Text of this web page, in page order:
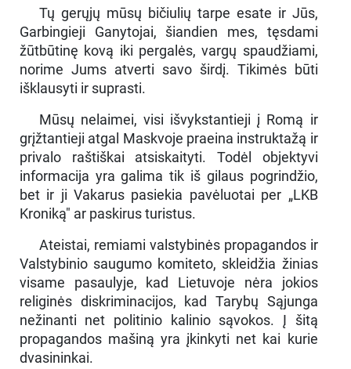
Tų gerųjų mūsų bičiulių tarpe esate ir Jūs,
Garbingieji Ganytojai, šiandien mes, tęsdami
žūtbūtinę kovą iki pergalės, vargų spaudžiami,
norime Jums atverti savo širdį. Tikimės būti
išklausyti ir suprasti.
Mūsų nelaimei, visi išvykstantieji į Romą ir
grįžtantieji atgal Maskvoje praeina instruktažą ir
privalo raštiškai atsiskaityti. Todėl objektyvi
informacija yra galima tik iš gilaus pogrindžio,
bet ir ji Vakarus pasiekia pavėluotai per „LKB
Kroniką" ar paskirus turistus.
Ateistai, remiami valstybinės propagandos ir
Valstybinio saugumo komiteto, skleidžia žinias
visame pasaulyje, kad Lietuvoje nėra jokios
religinės diskriminacijos, kad Tarybų Sąjunga
nežinanti net politinio kalinio sąvokos. Į šitą
propagandos mašiną yra įkinkyti net kai kurie
dvasininkai.